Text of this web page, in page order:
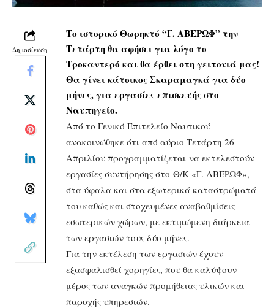
Δημοσίευση
Το ιστορικό Θωρηκτό “Γ. ΑΒΕΡΩΦ” την
Τετάρτη θα αφήσει για λόγο το
Τροκαντερό και θα έρθει στη γειτονιά μας!
Θα γίνει κάτοικος Σκαραμαγκά για δύο
μήνες, για εργασίες επισκευής στο
Ναυπηγείο.
Από το Γενικό Επιτελείο Ναυτικού
ανακοινώθηκε ότι από αύριο Τετάρτη 26
Απριλίου προγραμματίζεται να εκτελεστούν
εργασίες συντήρησης στο Θ/Κ «Γ. ΑΒΕΡΩΦ»,
στα ύφαλα και στα εξωτερικά καταστρώματά
του καθώς και στοχευμένες αναβαθμίσεις
εσωτερικών χώρων, με εκτιμώμενη διάρκεια
των εργασιών τους δύο μήνες.
Για την εκτέλεση των εργασιών έχουν
εξασφαλισθεί χορηγίες, που θα καλύψουν
μέρος των αναγκών προμήθειας υλικών και
παροχής υπηρεσιών.